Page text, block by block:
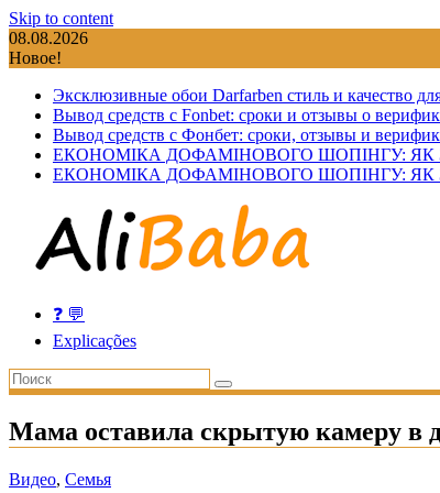
Skip to content
08.08.2026
Новое!
Эксклюзивные обои Darfarben стиль и качество
Вывод средств с Fonbet: сроки и отзывы о
Вывод средств с Фонбет: сроки, отзывы и
ЕКОНОМІКА ДОФАМІНОВОГО ШОПІНГУ:
ЕКОНОМІКА ДОФАМІНОВОГО ШОПІНГУ:
❓ 💬
Explicações
Мама оставила скрытую камеру в
Видео, Семья